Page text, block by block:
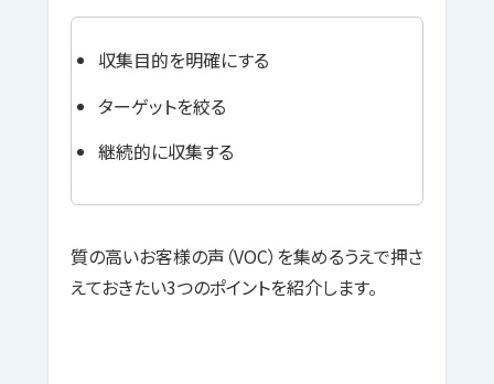
収集目的を明確にする
ターゲットを絞る
継続的に収集する
質の高いお客様の声（VOC）を集めるうえで押さ
えておきたい3つのポイントを紹介します。